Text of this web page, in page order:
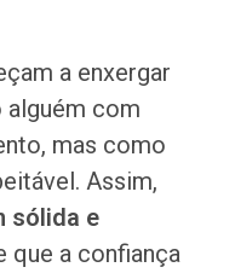
a enxergar
alguém com
mas como
Assim,
sólida e
que a confiança